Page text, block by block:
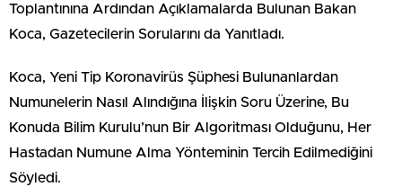
Toplantınına Ardından Açıklamalarda Bulunan Bakan
Koca, Gazetecilerin Sorularını da Yanıtladı.
Koca, Yeni Tip Koronavirüs Şüphesi Bulunanlardan
Numunelerin Nasıl Alındığına İlişkin Soru Üzerine, Bu
Konuda Bilim Kurulu’nun Bir Algoritması Olduğunu, Her
Hastadan Numune Alma Yönteminin Tercih Edilmediğini
Söyledi.